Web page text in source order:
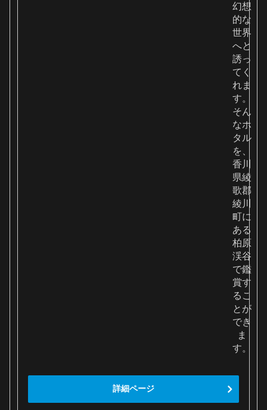
幻想
的な
世界
へと
誘っ
てく
れま
す。
そん
なホ
タル
を、
香川
県綾
歌郡
綾川
町に
ある
柏原
渓谷
で鑑
賞す
るこ
とが
でき
ま
す。
詳細ページ